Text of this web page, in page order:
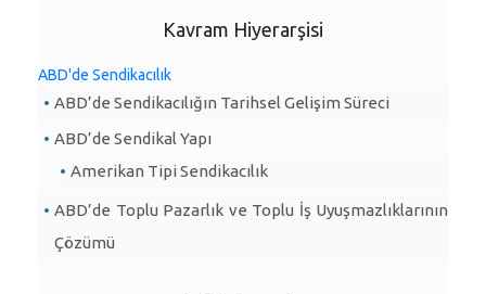
Kavram Hiyerarşisi
ABD'de Sendikacılık
ABD’de Sendikacılığın Tarihsel Gelişim Süreci
ABD’de Sendikal Yapı
Amerikan Tipi Sendikacılık
ABD’de Toplu Pazarlık ve Toplu İş Uyuşmazlıklarının
Çözümü